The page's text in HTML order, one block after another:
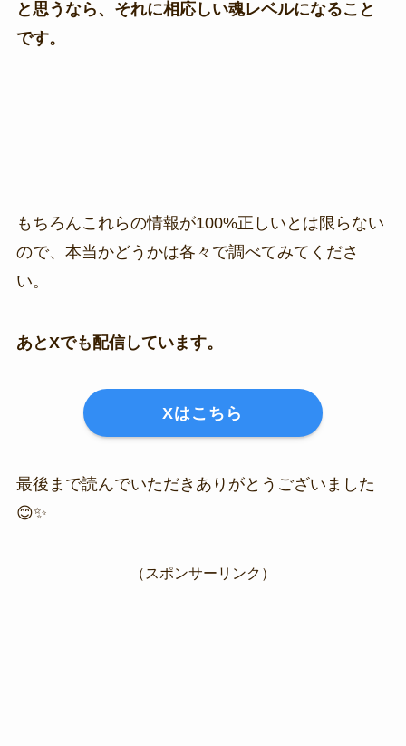
と思うなら、それに相応しい魂レベルになること
です。
もちろんこれらの情報が100%正しいとは限らない
ので、本当かどうかは各々で調べてみてくださ
い。
あとXでも配信しています。
Xはこちら
最後まで読んでいただきありがとうございました
😊✨
（スポンサーリンク）